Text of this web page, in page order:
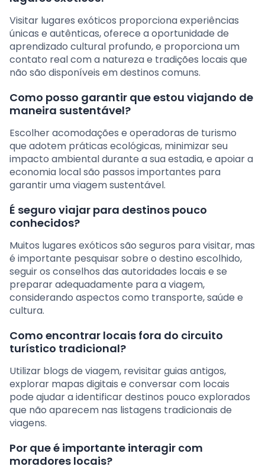
Visitar lugares exóticos proporciona experiências
únicas e autênticas, oferece a oportunidade de
aprendizado cultural profundo, e proporciona um
contato real com a natureza e tradições locais que
não são disponíveis em destinos comuns.
Como posso garantir que estou viajando de
maneira sustentável?
Escolher acomodações e operadoras de turismo
que adotem práticas ecológicas, minimizar seu
impacto ambiental durante a sua estadia, e apoiar a
economia local são passos importantes para
garantir uma viagem sustentável.
É seguro viajar para destinos pouco
conhecidos?
Muitos lugares exóticos são seguros para visitar, mas
é importante pesquisar sobre o destino escolhido,
seguir os conselhos das autoridades locais e se
preparar adequadamente para a viagem,
considerando aspectos como transporte, saúde e
cultura.
Como encontrar locais fora do circuito
turístico tradicional?
Utilizar blogs de viagem, revisitar guias antigos,
explorar mapas digitais e conversar com locais
pode ajudar a identificar destinos pouco explorados
que não aparecem nas listagens tradicionais de
viagens.
Por que é importante interagir com
moradores locais?